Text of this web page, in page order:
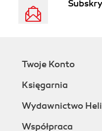
Twoje Konto
Księgarnia
Wydawnictwo
Współpraca